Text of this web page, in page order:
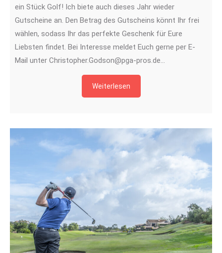
ein Stück Golf! Ich biete auch dieses Jahr wieder
Gutscheine an. Den Betrag des Gutscheins könnt Ihr frei
wählen, sodass Ihr das perfekte Geschenk für Eure
Liebsten findet. Bei Interesse meldet Euch gerne per E-
Mail unter Christopher.Godson@pga-pros.de…
Weiterlesen